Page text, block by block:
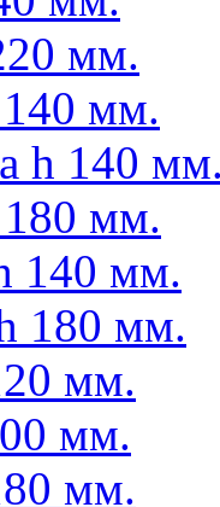
мм.
мм.
h 140
мм.
140 мм.
180 мм.
мм.
мм.
мм.